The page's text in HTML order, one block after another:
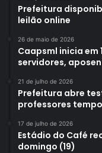
Prefeitura
leilão online
26 de maio de 2026
Caapsml inicia em
servidores,
21 de julho de 2026
Prefeitura abre
professores
17 de julho de 2026
Estádio do Café
domingo (19)